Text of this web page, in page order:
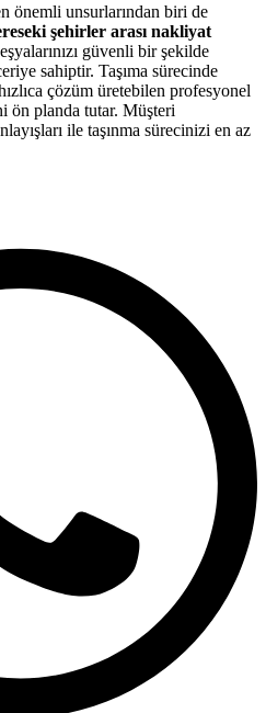
önemli unsurlarından biri de
şehirler arası nakliyat
güvenli bir şekilde
sahiptir. Taşıma sürecinde
çözüm üretebilen profesyonel
ön planda tutar. Müşteri
ile taşınma sürecinizi en az